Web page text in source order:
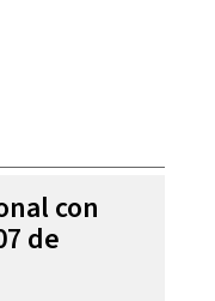
con
de